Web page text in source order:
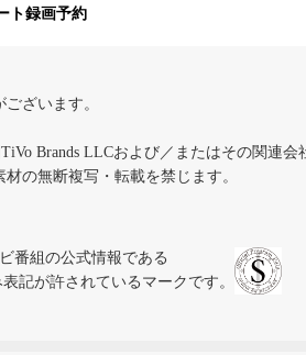
ト録画予約
ざいます。
Brands LLCおよび／またはその関連
の無断複写・転載を禁じます。
番組の公式情報である
記が許されているマークです。